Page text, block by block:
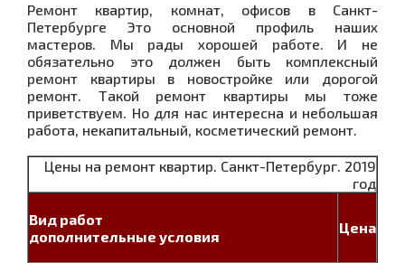
Ремонт квартир, комнат, офисов в Санкт-
Петербурге Это основной профиль наших
мастеров. Мы рады хорошей работе. И не
обязательно это должен быть комплексный
ремонт квартиры в новостройке или дорогой
ремонт. Такой ремонт квартиры мы тоже
приветствуем. Но для нас интересна и небольшая
работа, некапитальный, косметический ремонт.
Цены на ремонт квартир. Санкт-Петербург. 2019
год
Вид работ
дополнительные условия
Цена